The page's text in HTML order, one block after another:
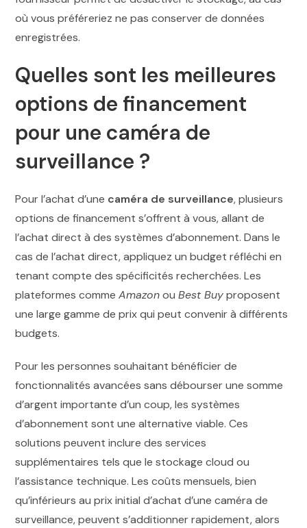
où vous préféreriez ne pas conserver de données
enregistrées.
Quelles sont les meilleures
options de financement
pour une caméra de
surveillance ?
Pour l’achat d’une caméra de surveillance, plusieurs
options de financement s’offrent à vous, allant de
l’achat direct à des systèmes d’abonnement. Dans le
cas de l’achat direct, appliquez un budget réfléchi en
tenant compte des spécificités recherchées. Les
plateformes commeAmazonouBest Buyproposent
une large gamme de prix qui peut convenir à différents
budgets.
Pour les personnes souhaitant bénéficier de
fonctionnalités avancées sans débourser une somme
d’argent importante d’un coup, les systèmes
d’abonnement sont une alternative viable. Ces
solutions peuvent inclure des services
supplémentaires tels que le stockage cloud ou
l’assistance technique. Les coûts mensuels, bien
qu’inférieurs au prix initial d’achat d’une caméra de
surveillance, peuvent s’additionner rapidement, alors